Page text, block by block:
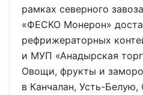
рамках северного
«ФЕСКО Монерон»
рефрижераторных
и МУП «Анадырская
Овощи, фрукты и
в Канчалан, Усть-